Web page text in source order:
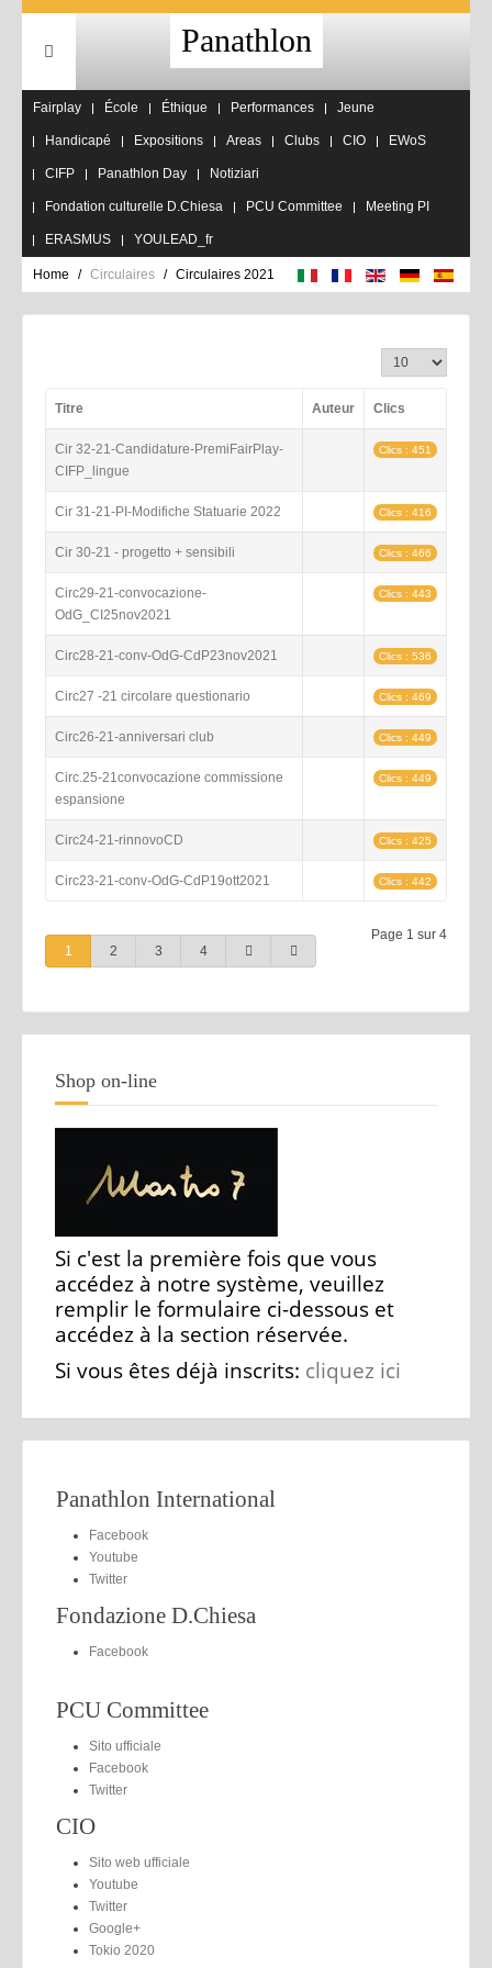
Panathlon
Fairplay École Éthique Performances Jeune
Handicapé Expositions Areas Clubs CIO EWoS
CIFP Panathlon Day Notiziari
Fondation culturelle D.Chiesa PCU Committee Meeting PI
ERASMUS YOULEAD_fr
Home Circulaires Circulaires 2021
Affichage #
Titre Auteur Clics
Cir 32-21-Candidature-PremiFairPlay-
CIFP_lingue
Clics : 451
Cir 31-21-PI-Modifiche Statuarie 2022 Clics : 416
Cir 30-21 - progetto + sensibili Clics : 466
Circ29-21-convocazione-
OdG_CI25nov2021
Clics : 443
Circ28-21-conv-OdG-CdP23nov2021 Clics : 536
Circ27 -21 circolare questionario Clics : 469
Circ26-21-anniversari club Clics : 449
Circ.25-21convocazione commissione
espansione
Clics : 449
Circ24-21-rinnovoCD Clics : 425
Circ23-21-conv-OdG-CdP19ott2021 Clics : 442
Page 1 sur 4
1
2 3 4
Shop on-line
Si c'est la première fois que vous
accédez à notre système, veuillez
remplir le formulaire ci-dessous et
accédez à la section réservée.
Si vous êtes déjà inscrits: cliquez ici
Panathlon International
Facebook
Youtube
Twitter
Fondazione D.Chiesa
Facebook
PCU Committee
Sito ufficiale
Facebook
Twitter
CIO
Sito web ufficiale
Youtube
Twitter
Google+
Tokio 2020